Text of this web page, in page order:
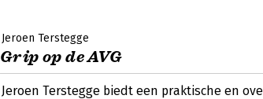
Jeroen Terstegge
Grip op de AVG
Jeroen Terstegge biedt een praktische en